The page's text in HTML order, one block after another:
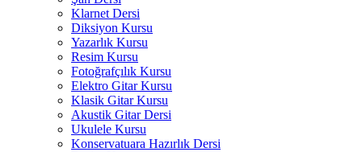
Klarnet Dersi
Diksiyon Kursu
Yazarlık Kursu
Resim Kursu
Fotoğrafçılık Kursu
Elektro Gitar Kursu
Klasik Gitar Kursu
Akustik Gitar Dersi
Ukulele Kursu
Konservatuara Hazırlık Dersi